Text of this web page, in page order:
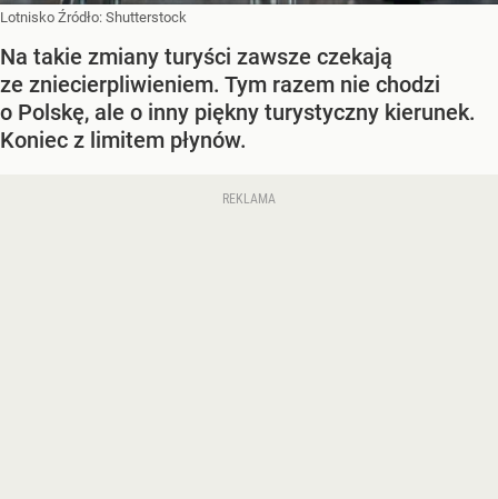
Lotnisko Źródło: Shutterstock
Na takie zmiany turyści zawsze czekają
ze zniecierpliwieniem. Tym razem nie chodzi
o Polskę, ale o inny piękny turystyczny kierunek.
Koniec z limitem płynów.